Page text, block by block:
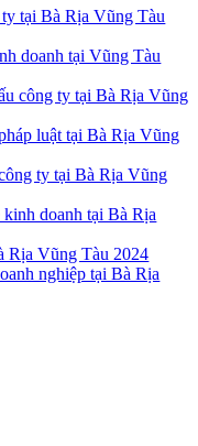
tại Bà Rịa Vũng Tàu
doanh tại Vũng Tàu
công ty tại Bà Rịa Vũng
luật tại Bà Rịa Vũng
ty tại Bà Rịa Vũng
doanh tại Bà Rịa
Rịa Vũng Tàu 2024
nghiệp tại Bà Rịa